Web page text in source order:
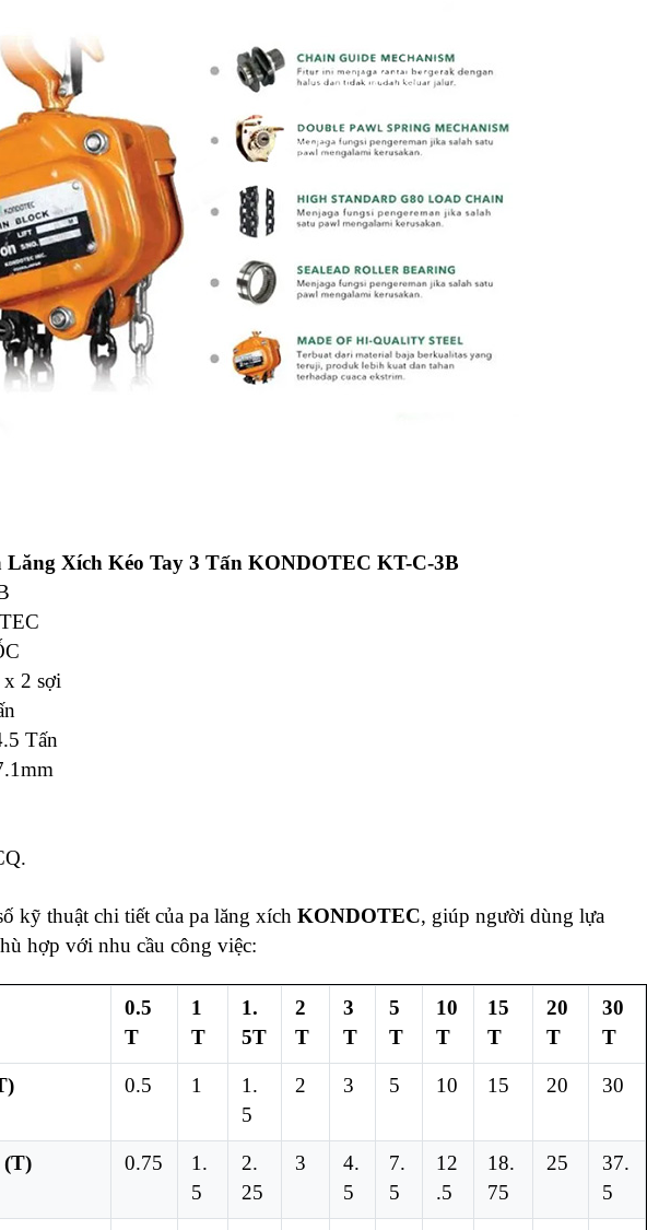
Xích Kéo Tay 3 Tấn KONDOTEC KT-C-3B
2 sợi
Tấn
kỹ thuật chi tiết của pa lăng xích KONDOTEC, giúp người dùng lựa
hợp với nhu cầu công việc:
0.5
T
1
T
1.
5T
2
T
3
T
5
T
10
T
15
T
20
T
30
T
0.5 1
1.
5
2 3 5 10 15 20 30
(T) 0.75
1.
5
2.
25
3
4.
5
7.
5
12
.5
18.
75
25
37.
5